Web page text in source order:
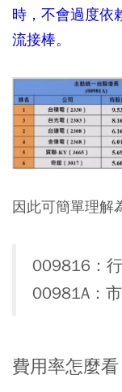
時，不會過度依
流接棒。
因此可簡單理解
009816：
00981A：
費用率怎麼